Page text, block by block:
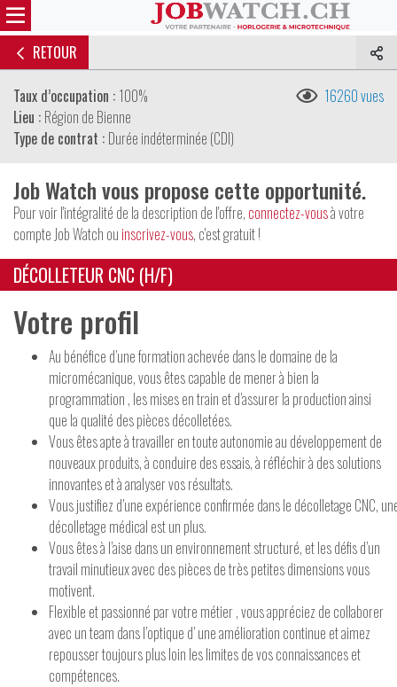
RETOUR
Taux d’occupation : 100%
Lieu : Région de Bienne
Type de contrat : Durée indéterminée (CDI)
16260 vues
Job Watch vous propose cette opportunité.
Pour voir l'intégralité de la description de l'offre, connectez-vousà votre
compte Job Watch ou inscrivez-vous, c'est gratuit !
DÉCOLLETEUR CNC (H/F)
Votre profil
Au bénéfice d’une formation achevée dans le domaine de la
micromécanique, vous êtes capable de mener à bien la
programmation , les mises en train et d’assurer la production ainsi
que la qualité des pièces décolletées.
Vous êtes apte à travailler en toute autonomie au développement de
nouveaux produits, à conduire des essais, à réfléchir à des solutions
innovantes et à analyser vos résultats.
Vous justifiez d’une expérience confirmée dans le décolletage CNC,
décolletage médical est un plus.
Vous êtes à l’aise dans un environnement structuré, et les défis d’un
travail minutieux avec des pièces de très petites dimensions vous
motivent.
Flexible et passionné par votre métier , vous appréciez de collaborer
avec un team dans l’optique d’ une amélioration continue et aimez
repousser toujours plus loin les limites de vos connaissances et
compétences.